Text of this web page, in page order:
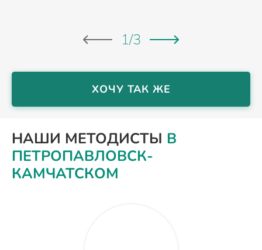
1/3
ХОЧУ ТАК ЖЕ
НАШИ МЕТОДИСТЫ В
ПЕТРОПАВЛОВСК-
КАМЧАТСКОМ